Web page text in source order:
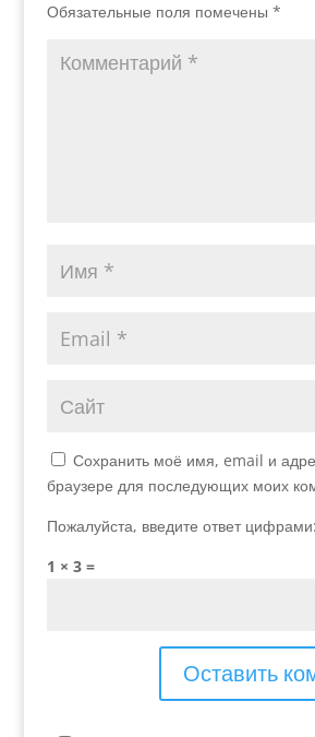
Обязательные поля помечены *
Сохранить моё имя, email и
браузере для последующих моих
Пожалуйста, введите ответ цифрами:
1 × 3 =